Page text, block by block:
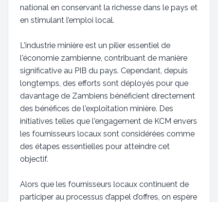
national en conservant la richesse dans le pays et
en stimulant l’emploi local.
L'industrie minière est un pilier essentiel de
l'économie zambienne, contribuant de manière
significative au PIB du pays. Cependant, depuis
longtemps, des efforts sont déployés pour que
davantage de Zambiens bénéficient directement
des bénéfices de l'exploitation minière. Des
initiatives telles que l'engagement de KCM envers
les fournisseurs locaux sont considérées comme
des étapes essentielles pour atteindre cet
objectif.
Alors que les fournisseurs locaux continuent de
participer au processus d’appel d’offres, on espère